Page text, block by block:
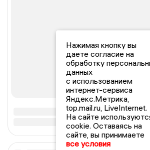
Нажимая кнопку вы
даете согласие на
обработку
данных
с использованием
интернет-сервиса
Яндекс.Метрика,
top.mail.ru, LiveInternet.
На сайте
cookie. Оставаясь на
сайте, вы принимаете
все условия